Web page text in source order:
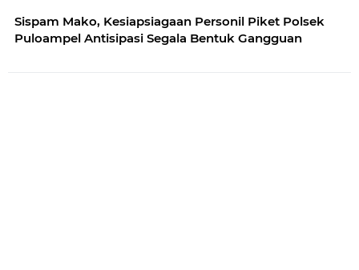
Sispam Mako, Kesiapsiagaan Personil Piket Polsek
Puloampel Antisipasi Segala Bentuk Gangguan